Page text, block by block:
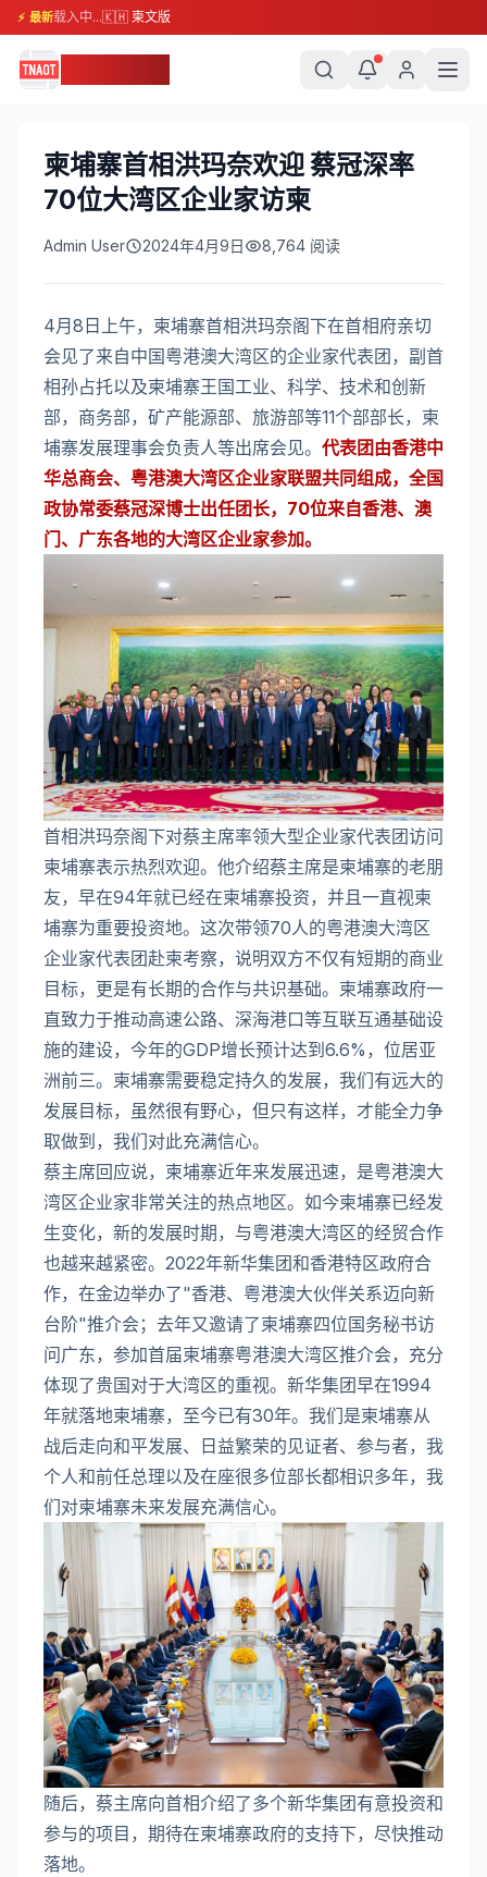
⚡ 最新载入中...🇰🇭 柬文版
​柬埔寨首相洪玛奈欢迎 蔡冠深率
70位大湾区企业家访柬
Admin User 2024年4月9日 8,764 阅读
4月8日上午，柬埔寨首相洪玛奈阁下在首相府亲切
会见了来自中国粤港澳大湾区的企业家代表团，副首
相孙占托以及柬埔寨王国工业、科学、技术和创新
部，商务部，矿产能源部、旅游部等11个部部长，柬
埔寨发展理事会负责人等出席会见。 代表团由香港中
华总商会、粤港澳大湾区企业家联盟共同组成，全国
政协常委蔡冠深博士出任团长，70位来自香港、澳
门、广东各地的大湾区企业家参加。
首相洪玛奈阁下对蔡主席率领大型企业家代表团访问
柬埔寨表示热烈欢迎。他介绍蔡主席是柬埔寨的老朋
友，早在94年就已经在柬埔寨投资，并且一直视柬
埔寨为重要投资地。这次带领70人的粤港澳大湾区
企业家代表团赴柬考察，说明双方不仅有短期的商业
目标，更是有长期的合作与共识基础。柬埔寨政府一
直致力于推动高速公路、深海港口等互联互通基础设
施的建设，今年的GDP增长预计达到6.6%，位居亚
洲前三。柬埔寨需要稳定持久的发展，我们有远大的
发展目标，虽然很有野心，但只有这样，才能全力争
取做到，我们对此充满信心。
蔡主席回应说，柬埔寨近年来发展迅速，是粤港澳大
湾区企业家非常关注的热点地区。如今柬埔寨已经发
生变化，新的发展时期，与粤港澳大湾区的经贸合作
也越来越紧密。2022年新华集团和香港特区政府合
作，在金边举办了"香港、粤港澳大伙伴关系迈向新
台阶"推介会；去年又邀请了柬埔寨四位国务秘书访
问广东，参加首届柬埔寨粤港澳大湾区推介会，充分
体现了贵国对于大湾区的重视。新华集团早在1994
年就落地柬埔寨，至今已有30年。我们是柬埔寨从
战后走向和平发展、日益繁荣的见证者、参与者，我
个人和前任总理以及在座很多位部长都相识多年，我
们对柬埔寨未来发展充满信心。
随后，蔡主席向首相介绍了多个新华集团有意投资和
参与的项目，期待在柬埔寨政府的支持下，尽快推动
落地。